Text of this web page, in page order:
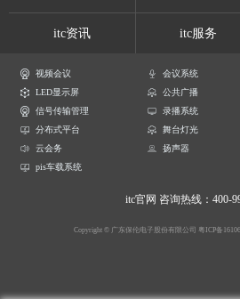
itc资讯 itc服务
视频会议 会议系统
LED显示屏
公共广播
信号传输管理
录播系统
分布式平台
舞台灯光
云会务
扬声器
pis车载系统
itc官网 咨询热线：400-
Copyright © 广东保伦电子股份有限公司 粤ICP备